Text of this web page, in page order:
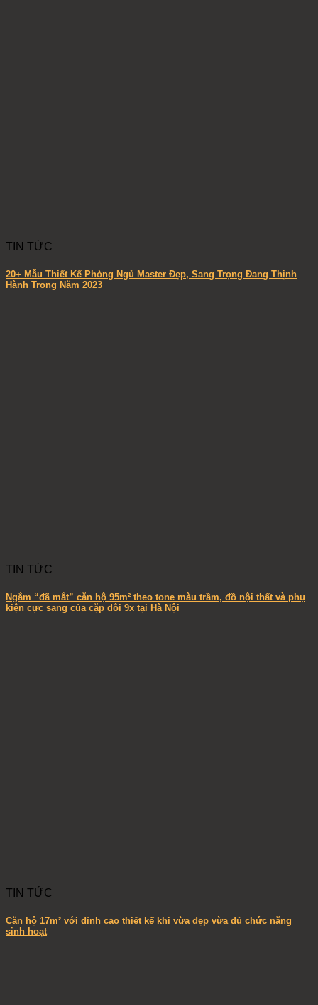
TIN TỨC
20+ Mẫu Thiết Kế Phòng Ngủ Master Đẹp, Sang Trọng Đang Thịnh
Hành Trong Năm 2023
TIN TỨC
Ngắm “đã mắt” căn hộ 95m² theo tone màu trầm, đồ nội thất và phụ
kiện cực sang của cặp đôi 9x tại Hà Nội
TIN TỨC
Căn hộ 17m² với đỉnh cao thiết kế khi vừa đẹp vừa đủ chức năng
sinh hoạt